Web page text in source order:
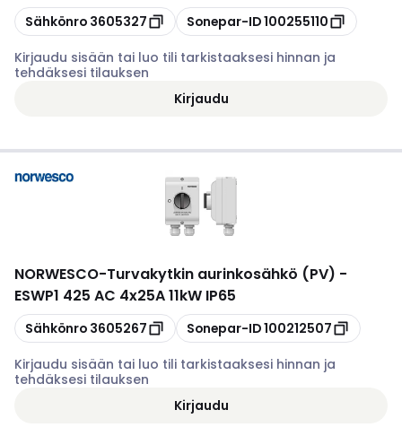
Kopioi
Sähkönro 3605327 Kopioi
Sonepar-ID100255110
Kirjaudu sisään tai luo tili tarkistaaksesi hinnan ja
tehdäksesi tilauksen
Kirjaudu
NORWESCO-Turvakytkin aurinkosähkö (PV) -
ESWP1 425 AC 4x25A 11kW IP65
Kopioi
Sähkönro 3605267 Kopioi
Sonepar-ID100212507
Kirjaudu sisään tai luo tili tarkistaaksesi hinnan ja
tehdäksesi tilauksen
Kirjaudu